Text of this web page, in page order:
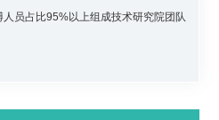
员占比95%以上组成技术研究院团队